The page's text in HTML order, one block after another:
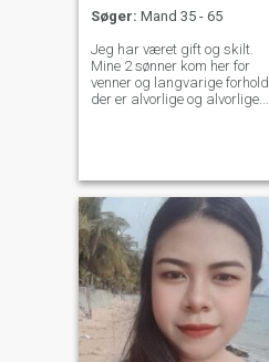
Søger: Mand 35 - 65
Jeg har været gift og skilt.
Mine 2 sønner kom her for
venner og langvarige forhold,
der er alvorlige og alvorlige.
så fortæl mig ikke at sende
dig en nøgen krop pic. Fordi
jeg vil slette din ven med det
samme.